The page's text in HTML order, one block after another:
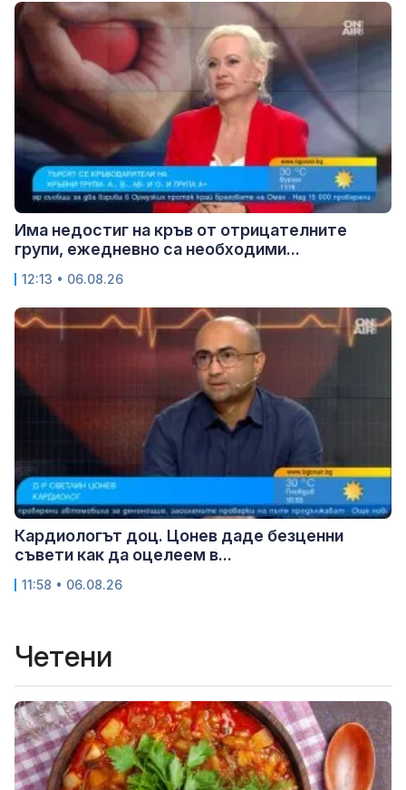
Има недостиг на кръв от отрицателните
групи, ежедневно са необходими...
12:13 • 06.08.26
Кардиологът доц. Цонев даде безценни
съвети как да оцелеем в...
11:58 • 06.08.26
Четени